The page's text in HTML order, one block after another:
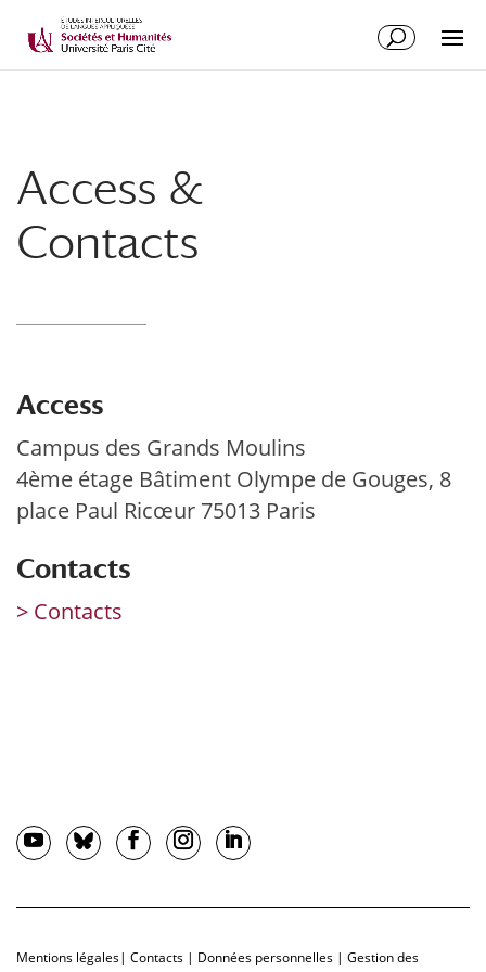
Access &
Contacts
Access
Campus des Grands Moulins
4ème étage Bâtiment Olympe de Gouges, 8
place Paul Ricœur 75013 Paris
Contacts
> Contacts
Mentions légales| Contacts | Données personnelles | Gestion des